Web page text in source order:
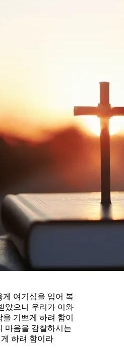
게 여기심을 입어 복
았으니 우리가 이와
기쁘게 하려 함이
마음을 감찰하시는
하려 함이라